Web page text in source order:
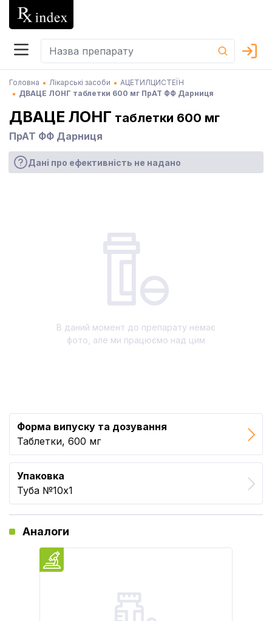
Головна Лікарські засоби
АЦЕТИЛЦИСТЕЇН
ДВАЦЕ ЛОНГ таблетки 600 мг ПрАТ ФФ Дарниця
ДВАЦЕ ЛОНГ таблетки 600 мг
ПрАТ ФФ Дарниця
Дані про ефективність не надано
В даний момент до препарату немає
фото, але ми працюємо над цим
Форма випуску та дозування
Таблетки, 600 мг
Упаковка
Туба №10x1
Аналоги